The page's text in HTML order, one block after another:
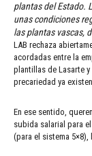
plantas del Estado.
unas condiciones
las plantas vascas,
LAB rechaza
acordadas entre la
plantillas de Lasarte y
precariedad ya
En ese sentido,
subida salarial para
(para el sistema